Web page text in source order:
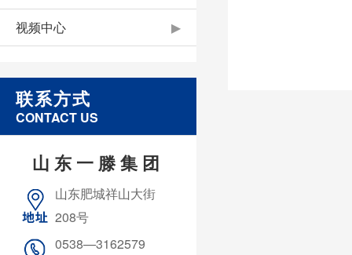
视频中心 ▶
联系方式
CONTACT US
山东一滕集团
山东肥城祥山大街
208号
0538—3162579